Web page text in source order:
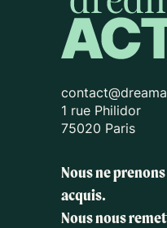
1 rue Philidor
75020 Paris
Nous ne
acquis.
Nous nous